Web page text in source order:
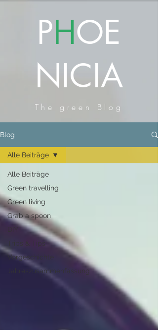
PHOE
NICIA
The green Blog
Blog
Alle Beiträge
Green travelling
Green living
Grab a spoon
Trips & Tips
Vorgeschichte
Jahreszusammenfassung
Alle Beiträge